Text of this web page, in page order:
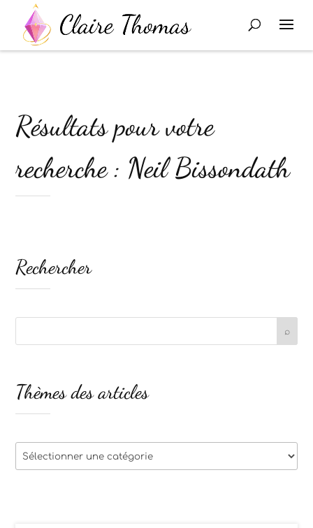
Résultats pour votre
recherche : Neil Bissondath
Rechercher
Thèmes des articles
Thèmes
des